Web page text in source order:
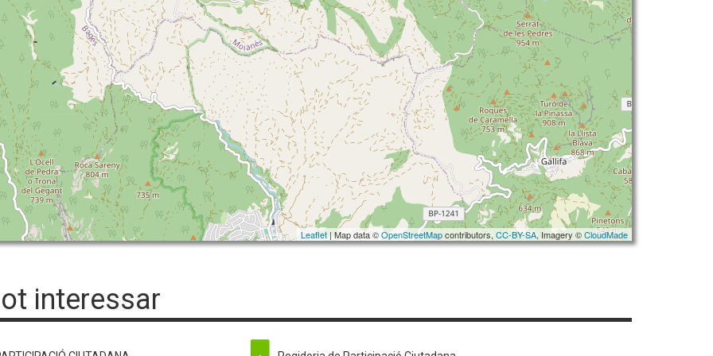
Leaflet | Map data ©OpenStreetMapcontributors, CC-BY-SA, Imagery ©CloudMade
interessar